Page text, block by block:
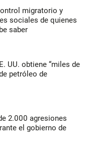
migratorio y
sociales de quienes
saber
UU. obtiene “miles de
petróleo de
2.000 agresiones
el gobierno de